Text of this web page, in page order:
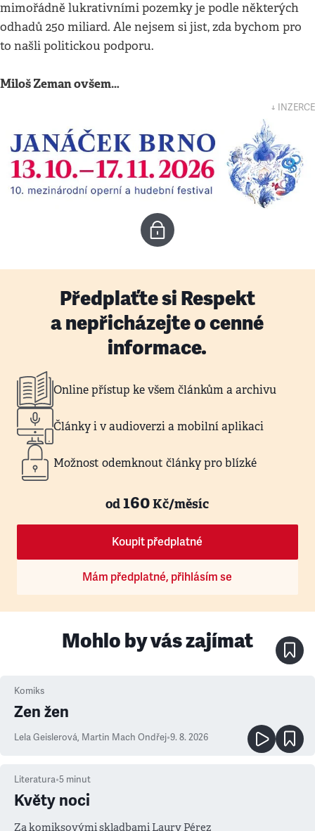
mimořádně lukrativními pozemky je podle některých
odhadů 250 miliard. Ale nejsem si jist, zda bychom pro
to našli politickou podporu.
Miloš Zeman ovšem…
↓ INZERCE
Předplaťte si Respekt
a nepřicházejte o cenné
informace.
Online přístup ke všem článkům a archivu
Články i v audioverzi a mobilní aplikaci
Možnost odemknout články pro blízké
od160Kč/měsíc
Koupit předplatné
Mám předplatné, přihlásím se
Mohlo by vás zajímat
Komiks
Zen žen
Lela Geislerová, Martin Mach Ondřej•9. 8. 2026
Literatura•5 minut
Květy noci
Za komiksovými skladbami Laury Pérez